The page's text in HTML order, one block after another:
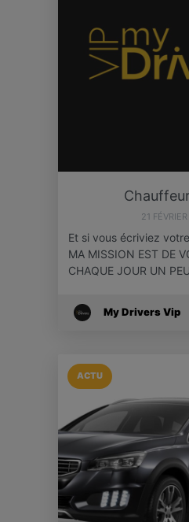
21
Et si vous écriviez
MA MISSION EST DE
CHAQUE JOUR UN
My Drivers Vip
ACTU